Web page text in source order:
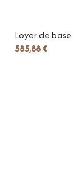
Loyer de base
585,88 €